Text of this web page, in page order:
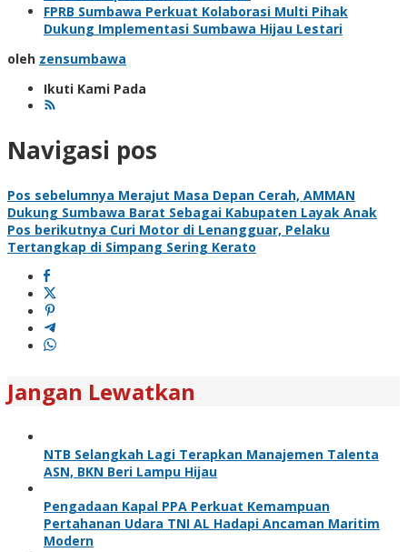
FPRB Sumbawa Perkuat Kolaborasi Multi Pihak
Dukung Implementasi Sumbawa Hijau Lestari
oleh zensumbawa
Ikuti Kami Pada
Navigasi pos
Pos sebelumnya Merajut Masa Depan Cerah, AMMAN
Dukung Sumbawa Barat Sebagai Kabupaten Layak Anak
Pos berikutnya Curi Motor di Lenangguar, Pelaku
Tertangkap di Simpang Sering Kerato
Jangan Lewatkan
NTB Selangkah Lagi Terapkan Manajemen Talenta
ASN, BKN Beri Lampu Hijau
Pengadaan Kapal PPA Perkuat Kemampuan
Pertahanan Udara TNI AL Hadapi Ancaman Maritim
Modern